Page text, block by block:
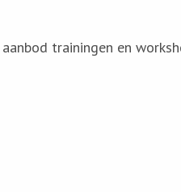
trainingen en